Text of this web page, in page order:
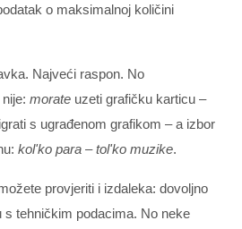
o maksimalnoj količini
Najveći raspon. No
morate uzeti grafičku karticu –
s ugrađenom grafikom – a izbor
kol'ko para – tol'ko muzike.
provjeriti i izdaleka: dovoljno
s tehničkim podacima. No neke